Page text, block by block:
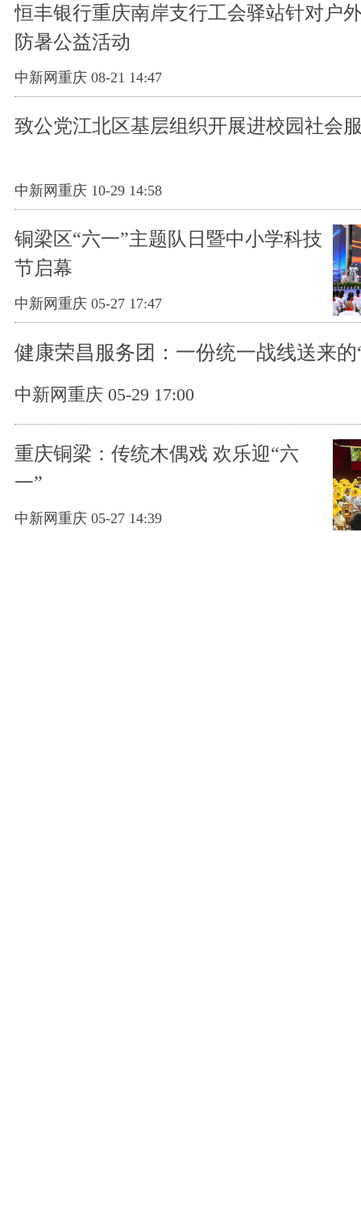
恒丰银行重庆南岸支行工会驿站针对户
防暑公益活动
中新网重庆 08-21 14:47
致公党江北区基层组织开展进校园社会
中新网重庆 10-29 14:58
铜梁区“六一”主题队日暨中小学科技
节启幕
中新网重庆 05-27 17:47
健康荣昌服务团：一份统一战线送来的
中新网重庆 05-29 17:00
重庆铜梁：传统木偶戏 欢乐迎“六
一”
中新网重庆 05-27 14:39